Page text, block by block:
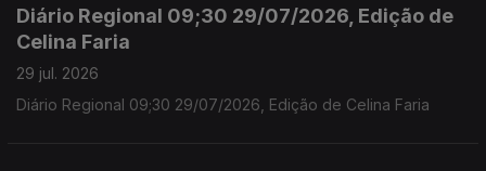
Diário Regional 09;30 29/07/2026, Edição de
Celina Faria
29 jul. 2026
Diário Regional 09;30 29/07/2026, Edição de Celina Faria